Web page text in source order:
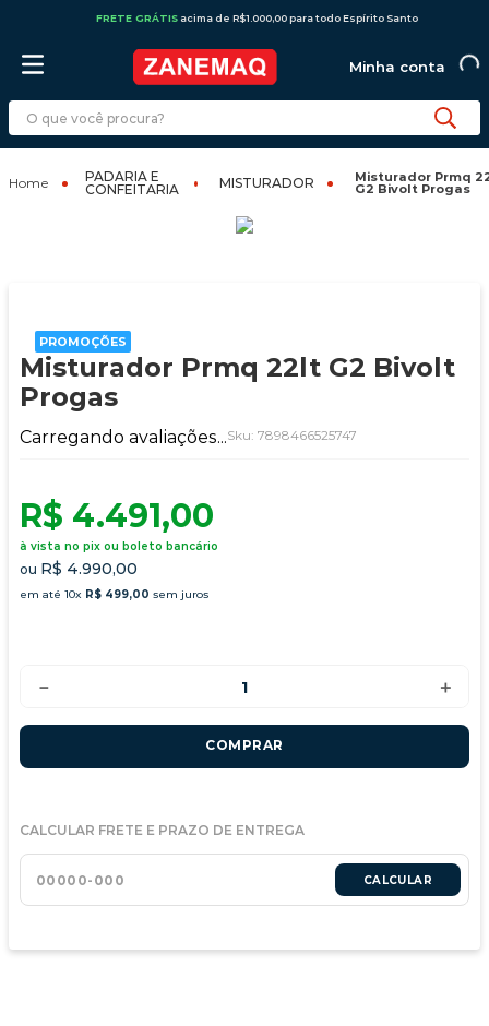
FRETE GRÁTISacima de R$1.000,00 para todo Espírito Santo
PADARIA E
CONFEITARIA
MISTURADOR Misturador Prmq
G2 Bivolt Progas
PROMOÇÕES
Misturador Prmq 22lt G2 Bivolt
Progas
Carregando avaliações...Sku: 7898466525747
R$ 4.491,00
à vista no pix ou boleto bancário
ou R$ 4.990,00
em até 10x R$ 499,00 sem juros
＋
－
COMPRAR
CALCULAR FRETE E PRAZO DE ENTREGA
CALCULAR